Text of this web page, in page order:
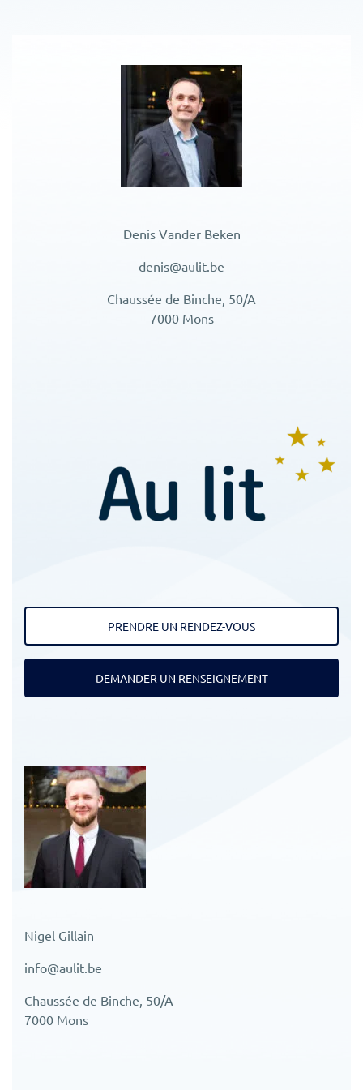
Denis Vander Beken
denis@aulit.be
Chaussée de Binche, 50/A
7000 Mons
PRENDRE UN RENDEZ-VOUS
DEMANDER UN RENSEIGNEMENT
Nigel Gillain
info@aulit.be
Chaussée de Binche, 50/A
7000 Mons